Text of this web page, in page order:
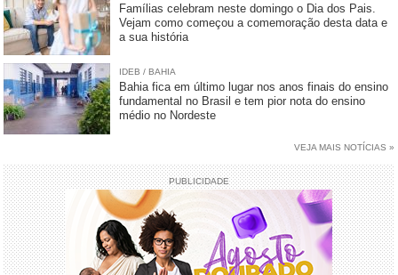
Famílias celebram neste domingo o Dia dos Pais.
Vejam como começou a comemoração desta data e
a sua história
IDEB / BAHIA
Bahia fica em último lugar nos anos finais do ensino
fundamental no Brasil e tem pior nota do ensino
médio no Nordeste
VEJA MAIS NOTÍCIAS »
PUBLICIDADE